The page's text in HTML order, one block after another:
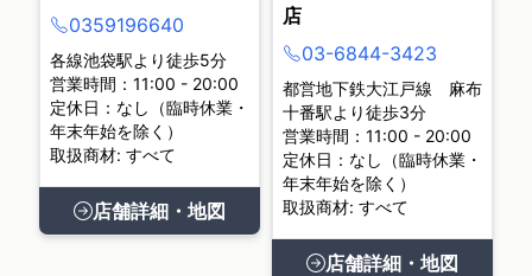
0359196640
各線池袋駅より徒歩5分
営業時間：11:00 - 20:00
定休日：なし（臨時休業・
年末年始を除く）
取扱商材: すべて
店舗詳細・地図
店
03-6844-3423
都営地下鉄大江戸線 麻布
十番駅より徒歩3分
営業時間：11:00 - 20:00
定休日：なし（臨時休業・
年末年始を除く）
取扱商材: すべて
店舗詳細・地図